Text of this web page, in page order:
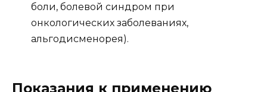
боли, болевой синдром при
онкологических заболеваниях,
альгодисменорея).
Показания к применению